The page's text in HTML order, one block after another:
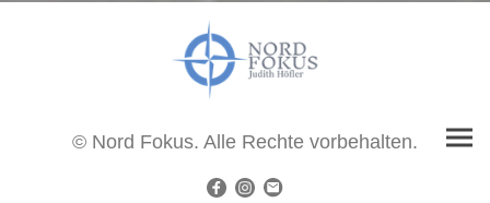
© Nord Fokus. Alle Rechte vorbehalten.